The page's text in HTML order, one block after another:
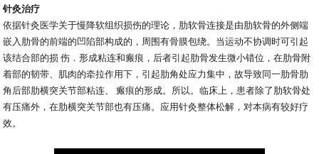
针灸治疗
依据针灸医学关于慢降软组织损伤的理论，肋软骨连接是由肋软骨的外侧端
嵌入肋骨的前端的凹陷部构成的，周围有骨膜包绕。当运动不协调时可引起
该结合部的损 伤．形成粘连和瘢痕，后者引起肋骨发生微小错位，在肋骨附
着部的韧带、肌肉的牵拉作用下，引起肋角处应力集中，故导致同一肋骨肋
角后部肋横突关节部粘连、 瘢痕的形成。所以。临床上，患者除了肋软骨处
有压痛外，在肋横突关节部也有压痛。应用针灸整体松解，对本病有较好疗
效。